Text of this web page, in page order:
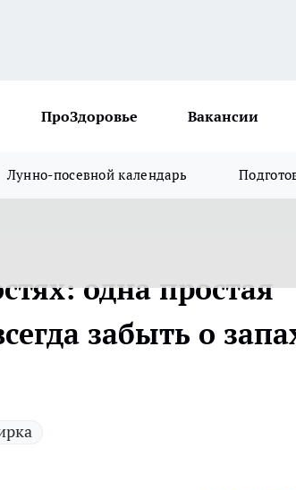
ПроЗдоровье Вакансии
Лунно-посевной календарь
одна простая
забыть о